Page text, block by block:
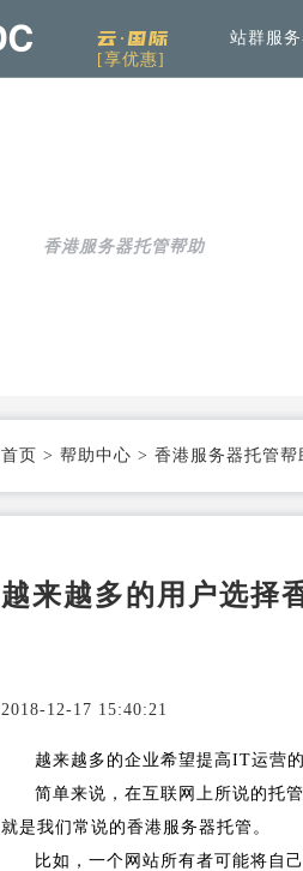
云·国际
[享优惠]
站群服务
云服务器 Openstack KVM架构
香港服务器托管帮助
首页 > 帮助中心 > 香港服务器托管帮
越来越多的用户选择
2018-12-17 15:40:21
越来越多的企业希望提高IT运营
简单来说，在互联网上所说的托
就是我们常说的香港服务器托管。
比如，一个网站所有者可能将自